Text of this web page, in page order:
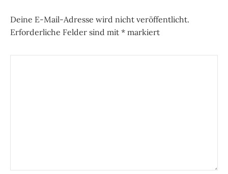
Deine E-Mail-Adresse wird nicht veröffentlicht.
Erforderliche Felder sind mit * markiert